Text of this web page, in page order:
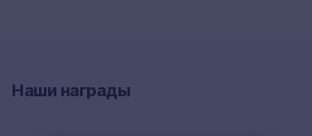
Наши награды